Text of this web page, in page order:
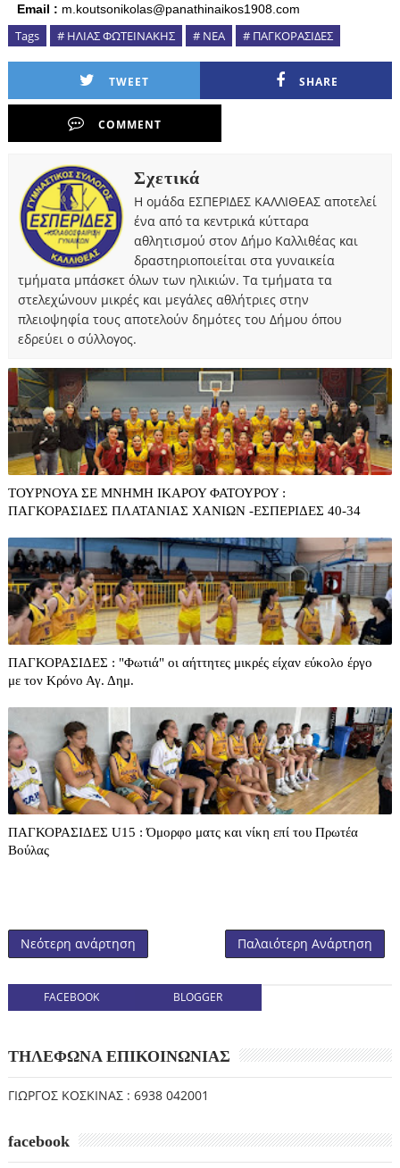
Email : m.koutsonikolas@panathinaikos1908.com
Tags # ΗΛΙΑΣ ΦΩΤΕΙΝΑΚΗΣ # ΝΕΑ # ΠΑΓΚΟΡΑΣΙΔΕΣ
TWEET SHARE
COMMENT
Σχετικά
Η ομάδα ΕΣΠΕΡΙΔΕΣ ΚΑΛΛΙΘΕΑΣ αποτελεί
ένα από τα κεντρικά κύτταρα
αθλητισμού στον Δήμο Καλλιθέας και
δραστηριοποιείται στα γυναικεία
τμήματα μπάσκετ όλων των ηλικιών. Τα τμήματα τα
στελεχώνουν μικρές και μεγάλες αθλήτριες στην
πλειοψηφία τους αποτελούν δημότες του Δήμου όπου
εδρεύει ο σύλλογος.
ΤΟΥΡΝΟΥΑ ΣΕ ΜΝΗΜΗ ΙΚΑΡΟΥ ΦΑΤΟΥΡΟΥ :
ΠΑΓΚΟΡΑΣΙΔΕΣ ΠΛΑΤΑΝΙΑΣ ΧΑΝΙΩΝ -ΕΣΠΕΡΙΔΕΣ 40-34
ΠΑΓΚΟΡΑΣΙΔΕΣ : "Φωτιά" οι αήττητες μικρές είχαν εύκολο έργο
με τον Κρόνο Αγ. Δημ.
ΠΑΓΚΟΡΑΣΙΔΕΣ U15 : Όμορφο ματς και νίκη επί του Πρωτέα
Βούλας
Νεότερη ανάρτηση Παλαιότερη Ανάρτηση
FACEBOOK BLOGGER
ΤΗΛΕΦΩΝΑ ΕΠΙΚΟΙΝΩΝΙΑΣ
ΓΙΩΡΓΟΣ ΚΟΣΚΙΝΑΣ : 6938 042001
facebook